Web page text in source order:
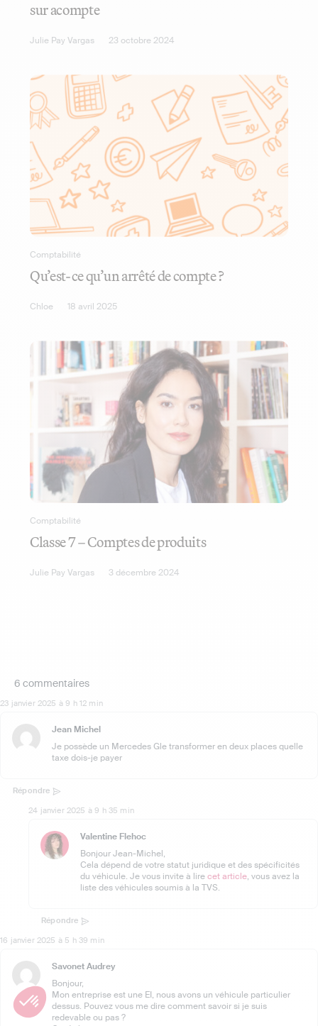
sur acompte
Julie Pay Vargas 23 octobre 2024
Comptabilité
Qu’est-ce qu’un arrêté de compte ?
Chloe 18 avril 2025
Comptabilité
Classe 7 – Comptes de produits
Julie Pay Vargas 3 décembre 2024
6 commentaires
23 janvier 2025 à 9 h 12 min
Jean Michel
Je possède un Mercedes Gle transformer en deux places quelle
taxe dois-je payer
Répondre
24 janvier 2025 à 9 h 35 min
Valentine Flehoc
Bonjour Jean-Michel,
Cela dépend de votre statut juridique et des spécificités
du véhicule. Je vous invite à lirecet article, vous avez la
liste des véhicules soumis à la TVS.
Répondre
16 janvier 2025 à 5 h 39 min
Savonet Audrey
Bonjour,
Mon entreprise est une EI, nous avons un véhicule particulier
dessus. Pouvez vous me dire comment savoir si je suis
redevable ou pas ?